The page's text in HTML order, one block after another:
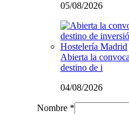
05/08/2026
Abierta la
destino de i
04/08/2026
Nombre *